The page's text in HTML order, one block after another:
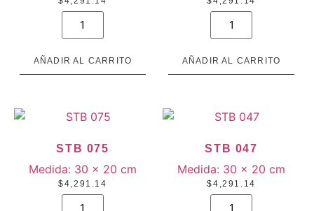
STB
092
cantidad
AÑADIR AL CARRITO
STB
080
cantidad
AÑADIR AL CARRITO
STB 075
Medida: 30 × 20 cm
$4,291.14
STB
STB 047
Medida: 30 × 20 cm
$4,291.14
STB